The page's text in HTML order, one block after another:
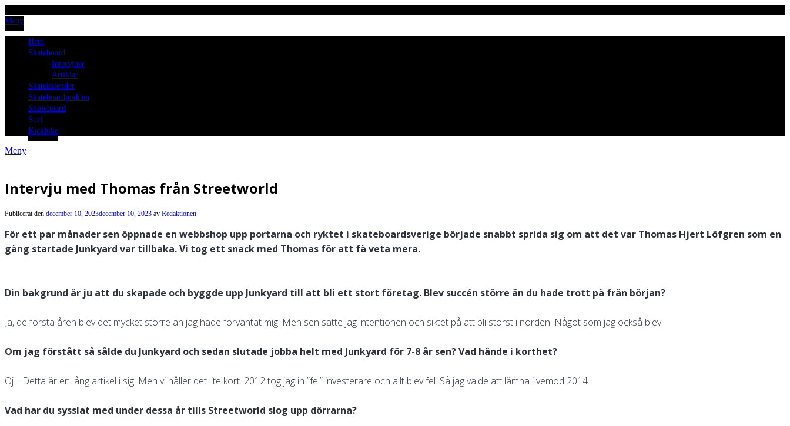
Meny
Hem
Skateboard
Intervjuer
Artiklar
Skatekalender
Skateboardpodden
Snowboard
Surf
Kickbike
Meny
Intervju med Thomas från Streetworld
Publicerat den december 10, 2023december 10, 2023 av Redaktionen
För ett par månader sen öppnade en webbshop upp portarna och ryktet i skateboardsverige började snabbt sprida sig om att det var Thomas Hjert Löfgren som en
gång startade Junkyard var tillbaka. Vi tog ett snack med Thomas för att få veta mera.
Din bakgrund är ju att du skapade och byggde upp Junkyard till att bli ett stort företag. Blev succén större än du hade trott på från början?
Ja, de första åren blev det mycket större än jag hade förväntat mig. Men sen satte jag intentionen och siktet på att bli störst i norden. Något som jag också blev.
Om jag förstått så sålde du Junkyard och sedan slutade jobba helt med Junkyard för 7-8 år sen? Vad hände i korthet?
Oj… Detta är en lång artikel i sig. Men vi håller det lite kort. 2012 tog jag in ”fel” investerare och allt blev fel. Så jag valde att lämna i vemod 2014.
Vad har du sysslat med under dessa år tills Streetworld slog upp dörrarna?